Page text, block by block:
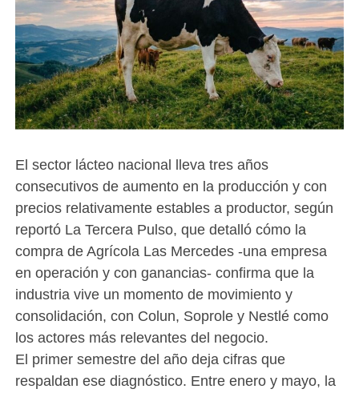
El sector lácteo nacional lleva tres años
consecutivos de aumento en la producción y con
precios relativamente estables a productor, según
reportó La Tercera Pulso, que detalló cómo la
compra de Agrícola Las Mercedes -una empresa
en operación y con ganancias- confirma que la
industria vive un momento de movimiento y
consolidación, con Colun, Soprole y Nestlé como
los actores más relevantes del negocio.
El primer semestre del año deja cifras que
respaldan ese diagnóstico. Entre enero y mayo, la